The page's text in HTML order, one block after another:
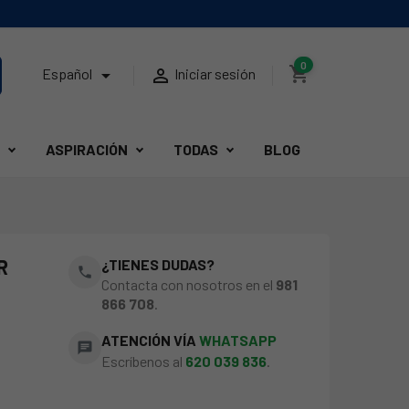
Español   Iniciar sesión shopping_cart
0
ASPIRACIÓN TODAS BLOG
phone
¿TIENES DUDAS?
Contacta con nosotros en el 981
866 708.
chat ATENCIÓN VÍAWHATSAPP
Escríbenos al 620 039 836